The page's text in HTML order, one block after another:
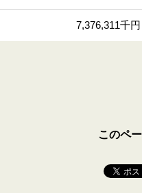
7,376,311千円
このペ